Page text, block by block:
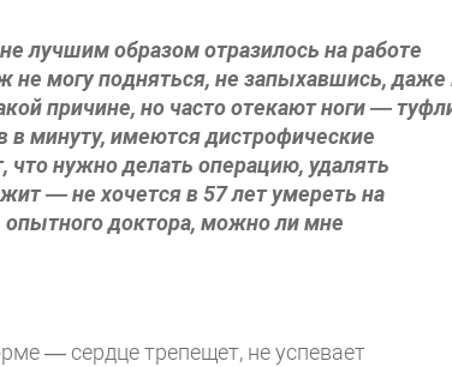
лучшим образом отразилось на работе
могу подняться, не запыхавшись, даже
причине, но часто отекают ноги —
в минуту, имеются дистрофические
что нужно делать операцию, удалять
— не хочется в 57 лет умереть на
доктора, можно ли мне
— сердце трепещет, не успевает